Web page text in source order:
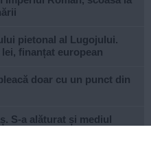
pietonal al Lugojului.
finanțat european
doar cu un punct din
S-a alăturat și mediul